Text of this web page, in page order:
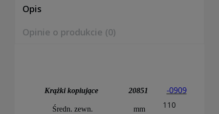
Opis
Opinie o produkcie (0)
Krążki kopiujące 20851 -0909
Średn. zewn. mm 110